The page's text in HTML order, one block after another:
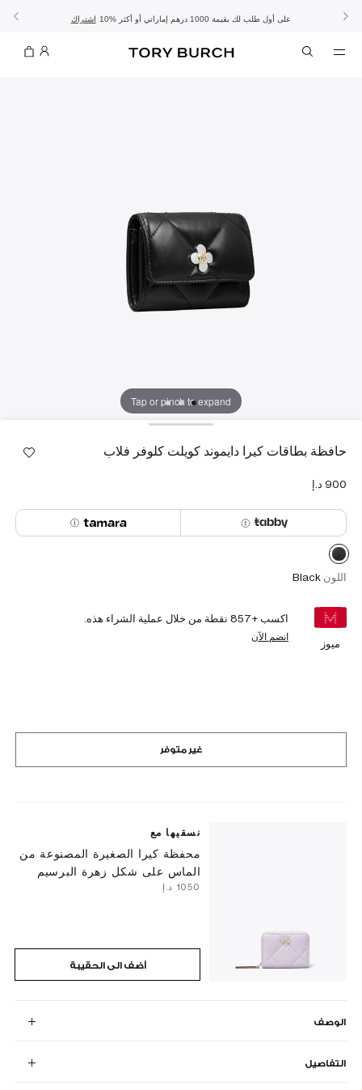
الموسم الجديد: إطلالات العملتسوّقي التشكيلة تشكيلة عيد الأضحىتسوقي اشتراك 10% على أول طلب لك بقيمة 1000 درهم إماراتي أو أكثر تفاصيل - الشحن المجاني تفاصيل - تسوق الآن واستلم في المتجر
Tap or pinch to expand
حافظة بطاقات كيرا دايموند كويلت كلوفر فلاب
اللون Black
ميوز
اكسب +857 نقطة من خلال عملية الشراء هذه.
انضم الآن
غير متوفر
نسقيها مع
محفظة كيرا الصغيرة المصنوعة من
الماس على شكل زهرة البرسيم
أضف الى الحقيبة
الوصف
التفاصيل